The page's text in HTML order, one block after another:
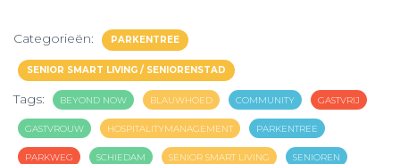
Categorieën: PARKENTREE
SENIOR SMART LIVING / SENIORENSTAD
Tags: BEYOND NOW BLAUWHOED COMMUNITY GASTVRIJ
GASTVROUW HOSPITALITYMANAGEMENT PARKENTREE
PARKWEG SCHIEDAM SENIOR SMART LIVING SENIOREN